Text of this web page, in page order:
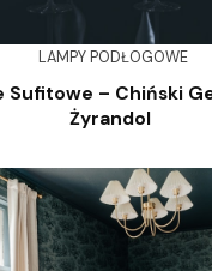
LAMPY PODŁOGOWE
Sufitowe – Chiński
Żyrandol